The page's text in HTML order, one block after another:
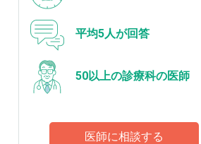
平均5人が回答
50以上の診療科の医師
医師に相談する